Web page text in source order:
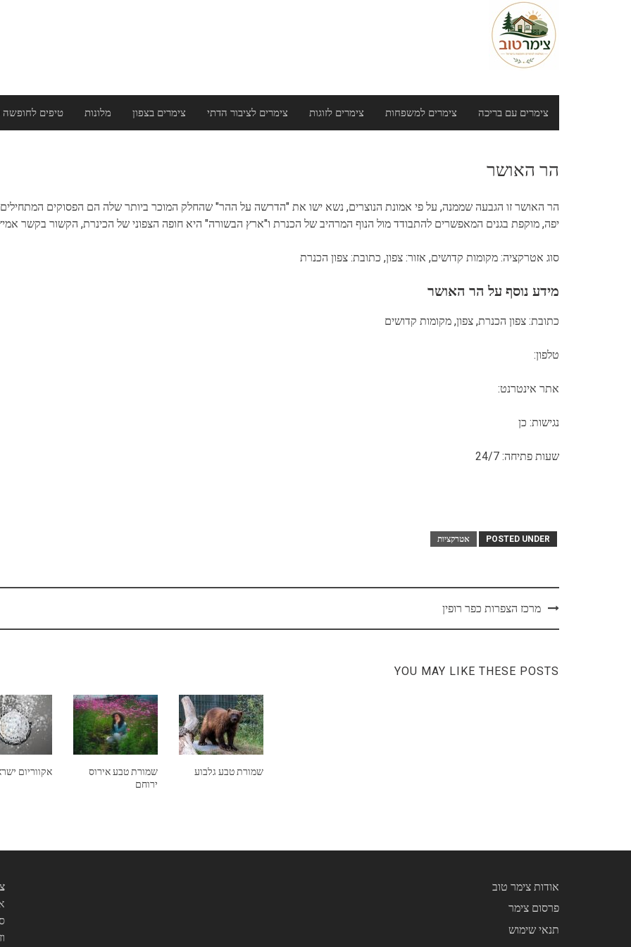
צימרים עם בריכה צימרים למשפחות צימרים לזוגות צימרים לציבור הדתי צימרים בצפון מלונות טיפים לחופשה
הר האושר
הר האושר זו הגבעה שממנה, על פי אמונת הנוצרים, נשא ישו את "הדרשה על ההר" שהחלק המוכר ביותר שלה הם הפסוקים
יפה, מוקפת בגנים המאפשרים להתבודד מול הנוף המרהיב של הכנרת ו"ארץ הבשורה" היא חופה הצפוני של הכינרת, הקשור בקשר אמיץ
סוג אטרקציה: מקומות קדושים, אזור: צפון, כתובת: צפון הכנרת
מידע נוסף על הר האושר
כתובת: צפון הכנרת, צפון, מקומות קדושים
טלפון:
אתר אינטרנט:
נגישות: כן
שעות פתיחה: 24/7
POSTED UNDER אטרקציות
Postמרכז הצפרות כפר רופין
YOU MAY LIKE THESE POSTS
אקווריום
שמורת טבע אירוס
ירוחם
שמורת טבע גלבוע
אודות צימר טוב
פרסום צימר
תנאי שימוש